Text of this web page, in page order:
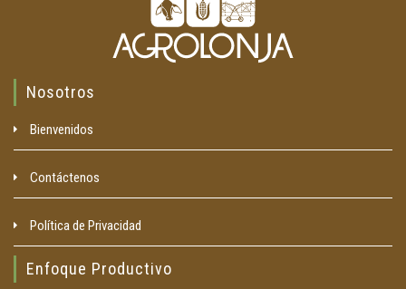
Nosotros
Bienvenidos
Contáctenos
Política de Privacidad
Enfoque Productivo